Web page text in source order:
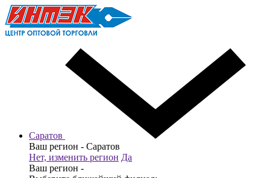
Саратов
Ваш регион - Саратов
Нет, изменить регион Да
Ваш регион -